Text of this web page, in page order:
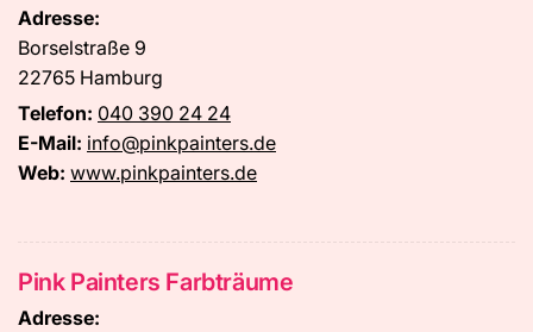
Adresse:
Borselstraße 9
22765 Hamburg
Telefon: 040 390 24 24
E-Mail: info@pinkpainters.de
Web: www.pinkpainters.de
Pink Painters Farbträume
Adresse: